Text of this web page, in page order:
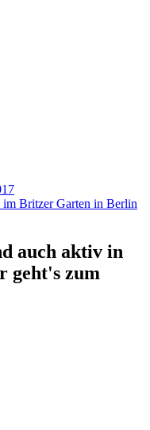
Britzer Garten in Berlin
auch aktiv in
geht's zum